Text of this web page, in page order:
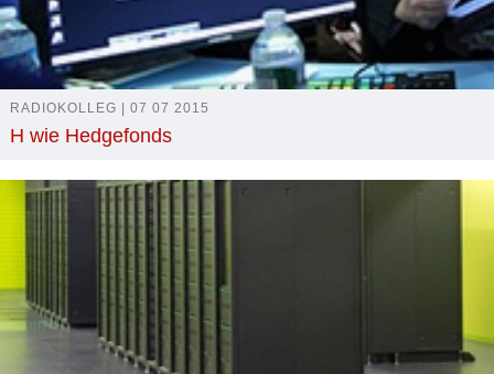
RADIOKOLLEG | 07 07 2015
H wie Hedgefonds